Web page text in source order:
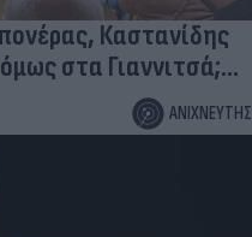
Καστανίδης
στα Γιαννιτσά;...
ΑΝΙΧΝΕΥΤΗΣ